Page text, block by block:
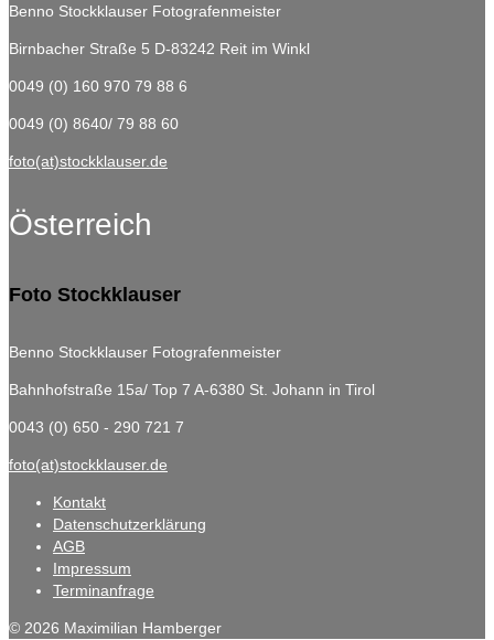
Benno Stockklauser Fotografenmeister
Birnbacher Straße 5 D-83242 Reit im Winkl
0049 (0) 160 970 79 88 6
0049 (0) 8640/ 79 88 60
foto(at)stockklauser.de
Österreich
Foto Stockklauser
Benno Stockklauser Fotografenmeister
Bahnhofstraße 15a/ Top 7 A-6380 St. Johann in Tirol
0043 (0) 650 - 290 721 7
foto(at)stockklauser.de
Kontakt
Datenschutzerklärung
AGB
Impressum
Terminanfrage
© 2026 Maximilian Hamberger